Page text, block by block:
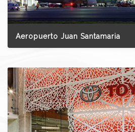
Aeropuerto Juan Santamaria